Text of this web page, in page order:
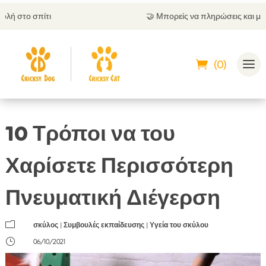
Μπορείς να πληρώσεις και με αντικαταβολή
(0)
10 Τρόποι να του
Χαρίσετε Περισσότερη
Πνευματική Διέγερση
m σκύλος |Συμβουλές εκπαίδευσης |Υγεία του σκύλου
}
06/10/2021